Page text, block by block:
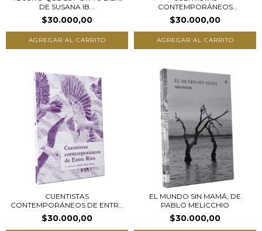
DE SUSANA IB...
$30.000,00
CONTEMPORÁNEOS
CORRIENTES, MI...
$30.000,00
CUENTISTAS
CONTEMPORÁNEOS DE ENTRE
RÍOS,...
$30.000,00
EL MUNDO SIN MAMÁ, DE
PABLO MELICCHIO
$30.000,00